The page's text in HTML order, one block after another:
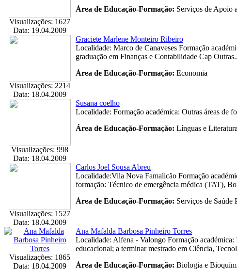
Visualizações: 1627
Data: 19.04.2009
Área de Educação-Formação: Serviços de Apoio
Visualizações: 2214
Data: 18.04.2009
Graciete Marlene Monteiro Ribeiro
Localidade: Marco de Canaveses Formação
graduação em Finanças e Contabilidade Cap
Área de Educação-Formação: Economia
Visualizações: 998
Data: 18.04.2009
Susana coelho
Localidade: Formação académica: Outras áreas de
Área de Educação-Formação: Línguas e
Visualizações: 1527
Data: 18.04.2009
Carlos Joel Sousa Abreu
Localidade:Vila Nova Famalicão Formação
formação: Técnico de emergência médica (TAT),
Área de Educação-Formação: Serviços de Saúde
Visualizações: 1865
Data: 18.04.2009
Ana Mafalda Barbosa Pinheiro Torres
Localidade: Alfena - Valongo Formação
educacional; a terminar mestrado em Ciência,
Área de Educação-Formação: Biologia e